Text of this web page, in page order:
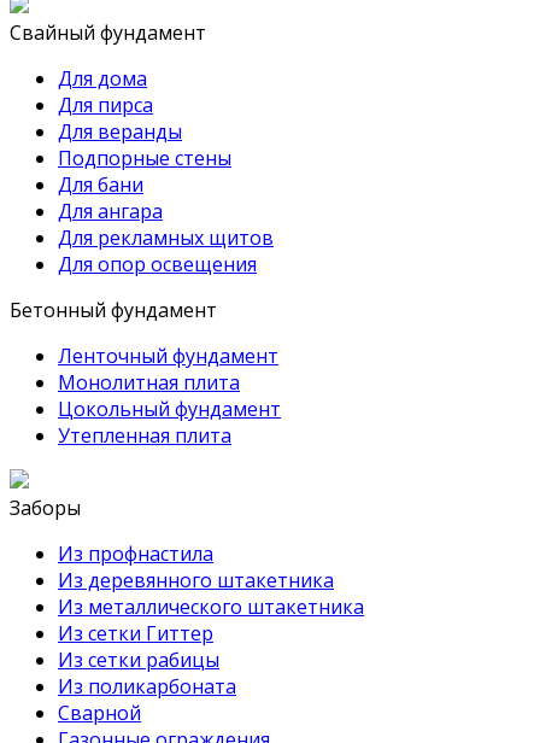
Свайный фундамент
Для дома
Для пирса
Для веранды
Подпорные стены
Для бани
Для ангара
Для рекламных щитов
Для опор освещения
Бетонный фундамент
Ленточный фундамент
Монолитная плита
Цокольный фундамент
Утепленная плита
Заборы
Из профнастила
Из деревянного штакетника
Из металлического штакетника
Из сетки Гиттер
Из сетки рабицы
Из поликарбоната
Сварной